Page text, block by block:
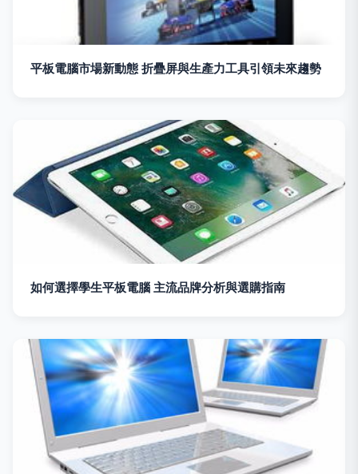
平板電腦市場新動態 折疊屏與生產力工具引領未來趨勢
如何選擇學生平板電腦 主流品牌分析與選購指南